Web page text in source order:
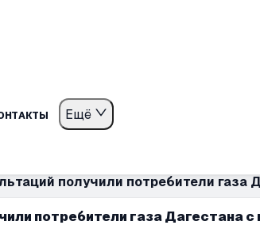
Ещё
получили потребители газа
потребители газа Дагестана с